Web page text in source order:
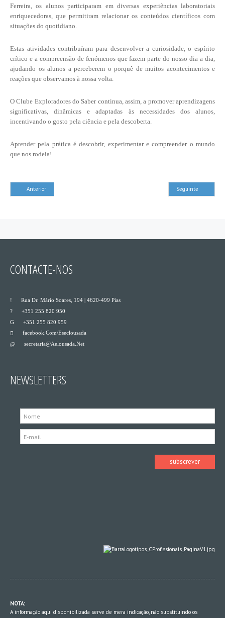
Ferreira, os alunos participaram em diversas experiências laboratoriais
enriquecedoras, que permitiram relacionar os conteúdos científicos com
situações do quotidiano.
Estas atividades contribuíram para desenvolver a curiosidade, o espírito
crítico e a compreensão de fenómenos que fazem parte do nosso dia a dia,
ajudando os alunos a perceberem o porquê de muitos acontecimentos e
reações que observamos à nossa volta.
O Clube Exploradores do Saber continua, assim, a promover aprendizagens
significativas, dinâmicas e adaptadas às necessidades dos alunos,
incentivando o gosto pela ciência e pela descoberta.
Aprender pela prática é descobrir, experimentar e compreender o mundo
que nos rodeia!
Anterior Seguinte
CONTACTE-NOS
Rua Dr. Mário Soares, 194 | 4620-499 Pias
+351 255 820 950
+351 255 820 959
Facebook.com/eseclousada
Secretaria@aelousada.net
NEWSLETTERS
NOTA:
A informação aqui disponibilizada serve de mera indicação, não substituindo os